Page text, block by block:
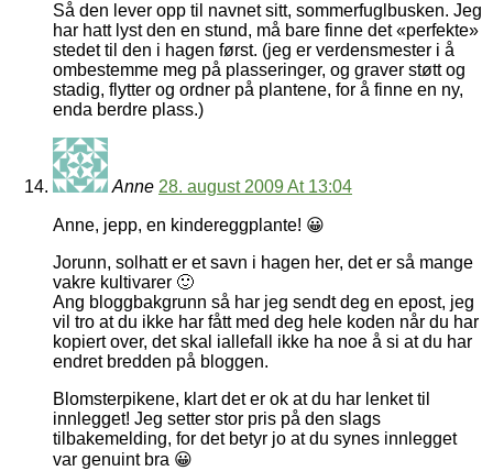
Så den lever opp til navnet sitt, sommerfuglbusken. Jeg
har hatt lyst den en stund, må bare finne det «perfekte»
stedet til den i hagen først. (jeg er verdensmester i å
ombestemme meg på plasseringer, og graver støtt og
stadig, flytter og ordner på plantene, for å finne en ny,
enda berdre plass.)
Anne 28. august 2009 At 13:04
Anne, jepp, en kindereggplante! 😀
Jorunn, solhatt er et savn i hagen her, det er så mange
vakre kultivarer 🙂
Ang bloggbakgrunn så har jeg sendt deg en epost, jeg
vil tro at du ikke har fått med deg hele koden når du har
kopiert over, det skal iallefall ikke ha noe å si at du har
endret bredden på bloggen.
Blomsterpikene, klart det er ok at du har lenket til
innlegget! Jeg setter stor pris på den slags
tilbakemelding, for det betyr jo at du synes innlegget
var genuint bra 😀